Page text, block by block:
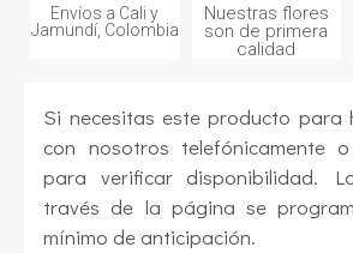
Envíos a Cali y
Jamundí, Colombia
Nuestras flores
son de primera
calidad
Si necesitas este producto para
con nosotros telefónicamente
para verificar disponibilidad.
través de la página se
mínimo de anticipación.